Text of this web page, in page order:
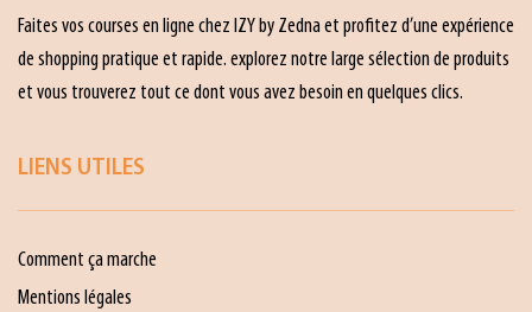
Faites vos courses en ligne chez IZY by Zedna et profitez d’une expérience
de shopping pratique et rapide. explorez notre large sélection de produits
et vous trouverez tout ce dont vous avez besoin en quelques clics.
LIENS UTILES
Comment ça marche
Mentions légales